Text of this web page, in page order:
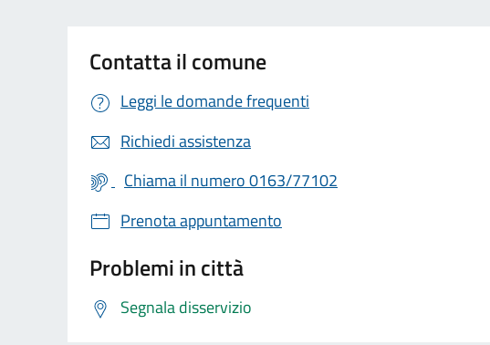
Contatta il comune
Leggi le domande frequenti
Richiedi assistenza
Chiama il numero 0163/77102
Prenota appuntamento
Problemi in città
Segnala disservizio